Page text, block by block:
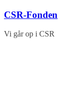
Skip
content
CSR-Fonden
Vi går op i CSR